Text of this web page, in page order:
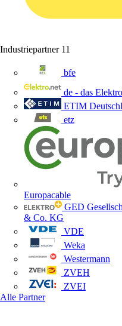
Industriepartner 11
bfe
de - das
ETIM
etz
Europacable
GED
& Co. KG
VDE
Weka
Westermann
ZVEH
ZVEI
Alle Partner